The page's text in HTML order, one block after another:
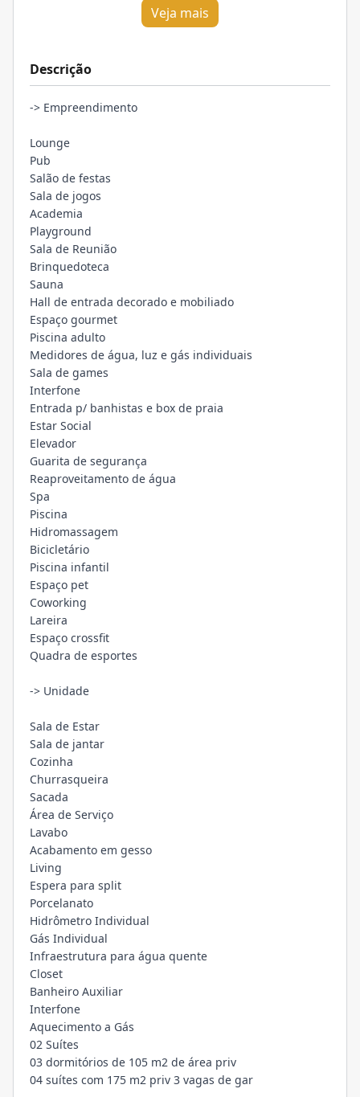
Veja mais
Descrição
-> Empreendimento
Lounge
Pub
Salão de festas
Sala de jogos
Academia
Playground
Sala de Reunião
Brinquedoteca
Sauna
Hall de entrada decorado e mobiliado
Espaço gourmet
Piscina adulto
Medidores de água, luz e gás individuais
Sala de games
Interfone
Entrada p/ banhistas e box de praia
Estar Social
Elevador
Guarita de segurança
Reaproveitamento de água
Spa
Piscina
Hidromassagem
Bicicletário
Piscina infantil
Espaço pet
Coworking
Lareira
Espaço crossfit
Quadra de esportes
-> Unidade
Sala de Estar
Sala de jantar
Cozinha
Churrasqueira
Sacada
Área de Serviço
Lavabo
Acabamento em gesso
Living
Espera para split
Porcelanato
Hidrômetro Individual
Gás Individual
Infraestrutura para água quente
Closet
Banheiro Auxiliar
Interfone
Aquecimento a Gás
02 Suítes
03 dormitórios de 105 m2 de área priv
04 suítes com 175 m2 priv 3 vagas de gar